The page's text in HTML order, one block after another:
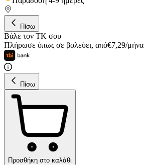
Πίσω
Βάλε τον ΤΚ σου
Πλήρωσε όπως σε βολεύει, από€7,29/μήνα
Πίσω
Προσθήκη στο καλάθι